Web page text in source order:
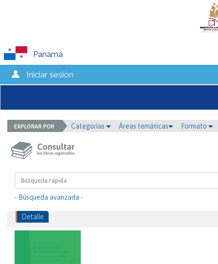
Panamá
Iniciar sesión
Categorías Áreas temáticas Formato
- Búsqueda avanzada -
Detalle